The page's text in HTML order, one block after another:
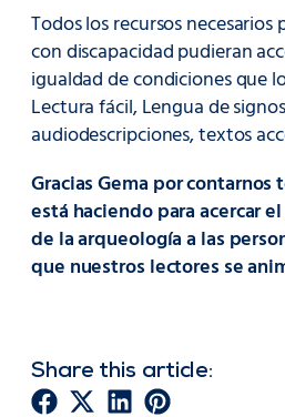
Todos los recursos necesarios
con discapacidad pudieran
igualdad de condiciones que
Lectura fácil, Lengua de
audiodescripciones, textos
Gracias Gema por
está haciendo para acercar
de la arqueología a las
que nuestros lectores se
Share this article: